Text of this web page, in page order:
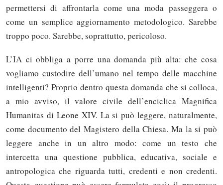
permettersi di affrontarla come una moda passeggera o
come un semplice aggiornamento metodologico. Sarebbe
troppo poco. Sarebbe, soprattutto, pericoloso.
L’IA ci obbliga a porre una domanda più alta: che cosa
vogliamo custodire dell’umano nel tempo delle macchine
intelligenti? Proprio dentro questa domanda che si colloca,
a mio avviso, il valore civile dell’enciclica Magnifica
Humanitas di Leone XIV. La si può leggere, naturalmente,
come documento del Magistero della Chiesa. Ma la si può
leggere anche in un altro modo: come un testo che
intercetta una questione pubblica, educativa, sociale e
antropologica che riguarda tutti, credenti e non credenti.